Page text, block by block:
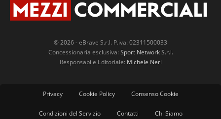
© 2026 - eBrave S.r.l. P.iva: 02311500033
Concessionaria esclusiva: Sport Network S.r.l.
Responsabile Editoriale: Michele Neri
Privacy Cookie Policy Consenso Cookie
Condizioni del Servizio Contatti Chi Siamo